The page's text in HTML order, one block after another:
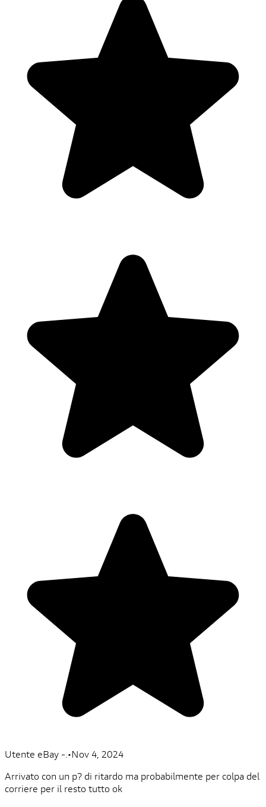
Utente eBay -. •Nov 4, 2024
Arrivato con un p? di ritardo ma probabilmente per colpa del
corriere per il resto tutto ok